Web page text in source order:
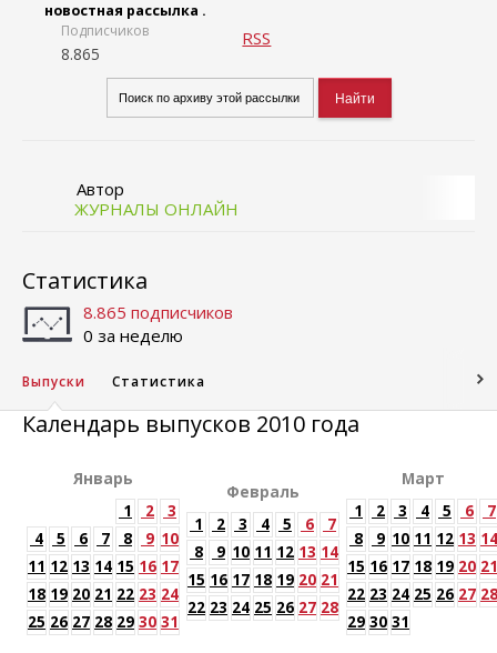
новостная рассылка .
Подписчиков
8.865
RSS
Автор
ЖУРНАЛЫ ОНЛАЙН
Статистика
8.865 подписчиков
0 за неделю
Выпуски Статистика
Календарь выпусков 2010 года
Январь
1
2
3
4
5 6 7 8 9 10
11 12 13 14 15 16 17
18 19 20 21 22 23 24
25 26 27 28 29 30 31
Февраль
1
2 3 4 5 6
7
8
9 10 11 12 13 14
15 16 17 18 19 20 21
22 23 24 25 26 27 28
Март
1
2 3 4 5 6
7
8
9 10 11 12 13 14
15 16 17 18 19 20 21
22 23 24 25 26 27 28
29 30 31